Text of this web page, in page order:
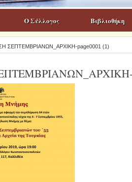
Ο Σύλλογος Βιβλιοθήκη
ΣΕΠΤΕΜΒΡΙΑΝΩΝ_ΑΡΧΙΚΗ-page0001 (1)